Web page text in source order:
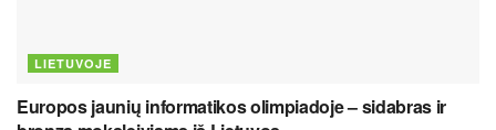
LIETUVOJE
Europos jaunių informatikos olimpiadoje – sidabras ir